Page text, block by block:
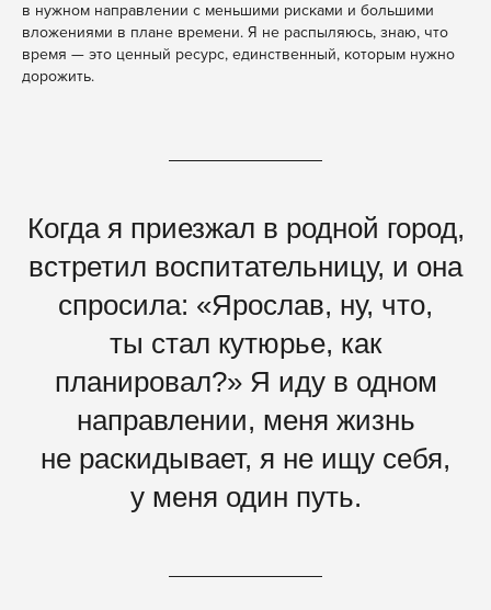
в нужном направлении с меньшими рисками и большими
вложениями в плане времени. Я не распыляюсь, знаю, что
время — это ценный ресурс, единственный, которым нужно
дорожить.
Когда я приезжал в родной город,
встретил воспитательницу, и она
спросила: «Ярослав, ну, что,
ты стал кутюрье, как
планировал?» Я иду в одном
направлении, меня жизнь
не раскидывает, я не ищу себя,
у меня один путь.